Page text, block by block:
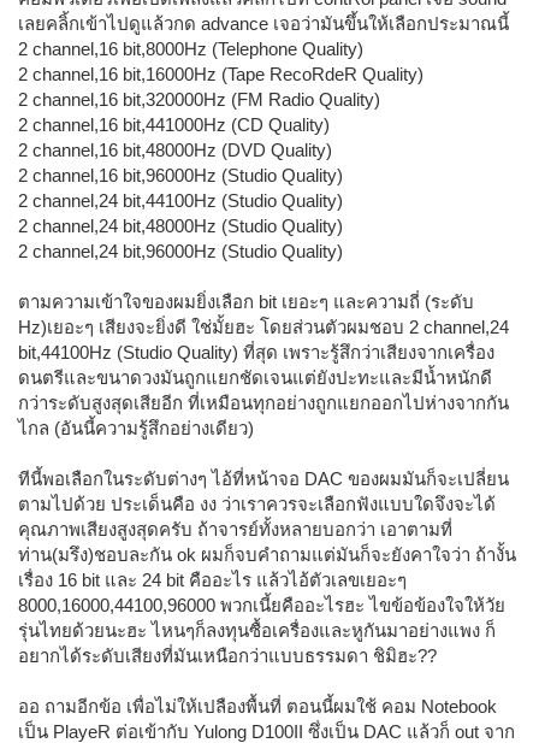
เลยคลิ้กเข้าไปดูแล้วกด advance เจอว่ามันขึ้นให้เลือกประมาณนี้
2 channel,16 bit,8000Hz (Telephone Quality)
2 channel,16 bit,16000Hz (Tape RecoRdeR Quality)
2 channel,16 bit,320000Hz (FM Radio Quality)
2 channel,16 bit,441000Hz (CD Quality)
2 channel,16 bit,48000Hz (DVD Quality)
2 channel,16 bit,96000Hz (Studio Quality)
2 channel,24 bit,44100Hz (Studio Quality)
2 channel,24 bit,48000Hz (Studio Quality)
2 channel,24 bit,96000Hz (Studio Quality)
ตามความเข้าใจของผมยิ่งเลือก bit เยอะๆ และความถี่ (ระดับ
Hz)เยอะๆ เสียงจะยิ่งดี ใช่มั้ยฮะ โดยส่วนตัวผมชอบ 2 channel,24
bit,44100Hz (Studio Quality) ที่สุด เพราะรู้สึกว่าเสียงจากเครื่อง
ดนตรีและขนาดวงมันถูกแยกชัดเจนแต่ยังปะทะและมีน้ำหนักดี
กว่าระดับสูงสุดเสียอีก ที่เหมือนทุกอย่างถูกแยกออกไปห่างจากกัน
ไกล (อันนี้ความรู้สึกอย่างเดียว)
ทีนี้พอเลือกในระดับต่างๆ ไอ้ที่หน้าจอ DAC ของผมมันก็จะเปลี่ยน
ตามไปด้วย ประเด็นคือ งง ว่าเราควรจะเลือกฟังแบบใดจึงจะได้
คุณภาพเสียงสูงสุดครับ ถ้าจารย์ทั้งหลายบอกว่า เอาตามที่
ท่าน(มรึง)ชอบละกัน ok ผมก็จบคำถามแต่มันก็จะยังคาใจว่า ถ้างั้น
เรื่อง 16 bit และ 24 bit คืออะไร แล้วไอ้ตัวเลขเยอะๆ
8000,16000,44100,96000 พวกเนี้ยคืออะไรฮะ ไขข้อข้องใจให้วัย
รุ่นไทยด้วยนะฮะ ไหนๆก็ลงทุนซื้อเครื่องและหูกันมาอย่างแพง ก็
อยากได้ระดับเสียงที่มันเหนือกว่าแบบธรรมดา ชิมิฮะ??
ออ ถามอีกข้อ เพื่อไม่ให้เปลืองพื้นที่ ตอนนี้ผมใช้ คอม Notebook
เป็น PlayeR ต่อเข้ากับ Yulong D100II ซึ่งเป็น DAC แล้วก็ out จาก